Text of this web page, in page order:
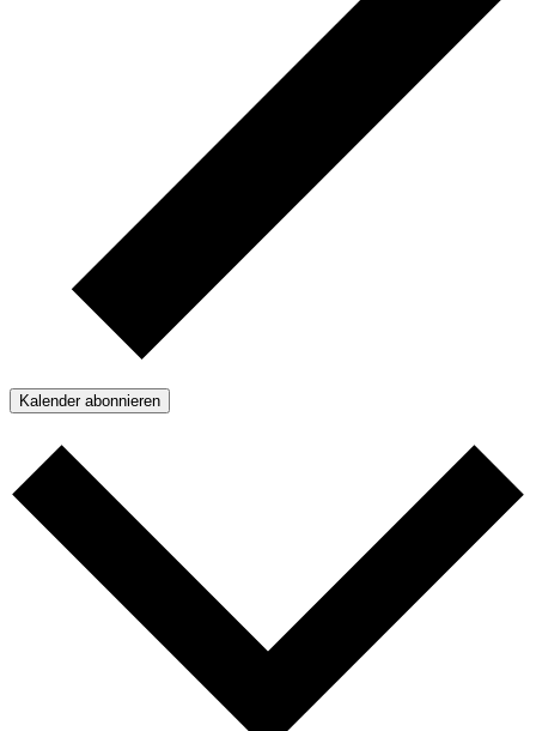
Kalender abonnieren